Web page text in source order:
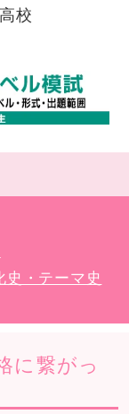
校
・テーマ史
に繋がっ